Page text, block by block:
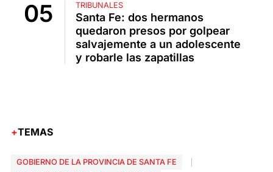
TRIBUNALES
Santa Fe: dos hermanos
quedaron presos por golpear
salvajemente a un adolescente
y robarle las zapatillas
TEMAS
GOBIERNO DE LA PROVINCIA DE SANTA FE